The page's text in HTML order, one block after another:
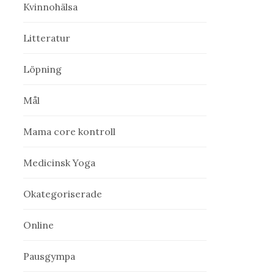
Kvinnohälsa
Litteratur
Löpning
Mål
Mama core kontroll
Medicinsk Yoga
Okategoriserade
Online
Pausgympa